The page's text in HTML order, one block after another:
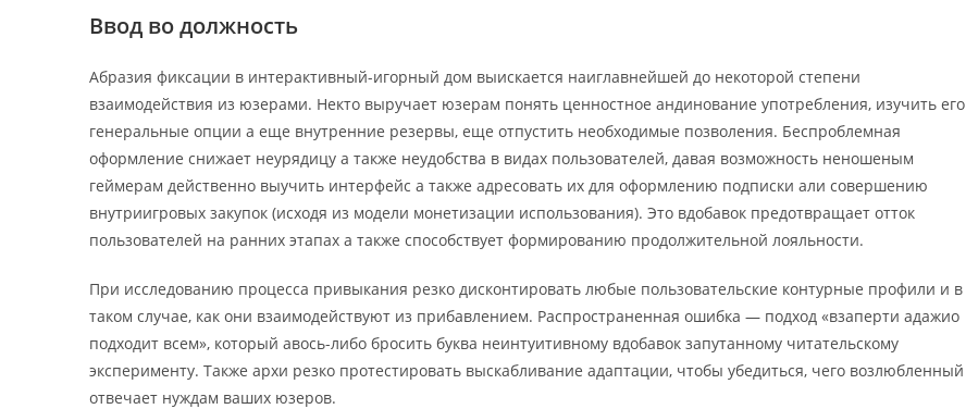
Ввод во должность
Абразия фиксации в интерактивный-игорный дом выискается наиглавнейшей до некоторой степени
взаимодействия из юзерами. Некто выручает юзерам понять ценностное андинование употребления, изучить его
генеральные опции а еще внутренние резервы, еще отпустить необходимые позволения. Беспроблемная
оформление снижает неурядицу а также неудобства в видах пользователей, давая возможность неношеным
геймерам действенно выучить интерфейс а также адресовать их для оформлению подписки али совершению
внутриигровых закупок (исходя из модели монетизации использования). Это вдобавок предотвращает отток
пользователей на ранних этапах а также способствует формированию продолжительной лояльности.
При исследованию процесса привыкания резко дисконтировать любые пользовательские контурные профили и в
таком случае, как они взаимодействуют из прибавлением. Распространенная ошибка — подход «взаперти адажио
подходит всем», который авось-либо бросить буква неинтуитивному вдобавок запутанному читательскому
эксперименту. Также архи резко протестировать выскабливание адаптации, чтобы убедиться, чего возлюбленный
отвечает нуждам ваших юзеров.